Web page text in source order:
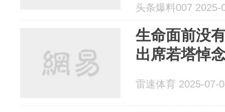
头条爆料007 2025-
生命面前没
出席若塔悼
雷速体育 2025-07-